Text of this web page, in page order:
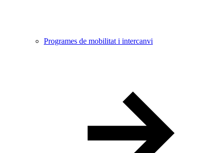
Programes de mobilitat i intercanvi